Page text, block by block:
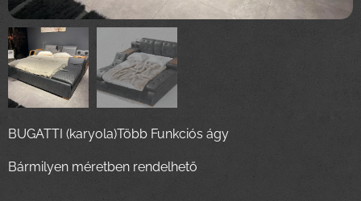
BUGATTI (karyola)Több Funkciós ágy
Bármilyen méretben rendelhető